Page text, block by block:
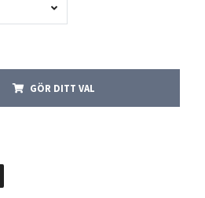
GÖR DITT VAL